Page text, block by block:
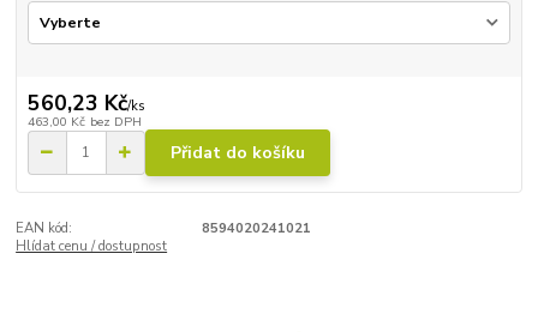
560,23 Kč/ks
463,00 Kč bez DPH
Přidat do košíku
EAN kód:
8594020241021
Hlídat cenu / dostupnost